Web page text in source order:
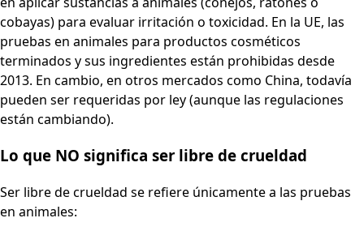
cobayas) para evaluar irritación o toxicidad. En la UE, las
pruebas en animales para productos cosméticos
terminados y sus ingredientes están prohibidas desde
2013. En cambio, en otros mercados como China, todavía
pueden ser requeridas por ley (aunque las regulaciones
están cambiando).
Lo que NO significa ser libre de crueldad
Ser libre de crueldad se refiere únicamente a las pruebas
en animales: